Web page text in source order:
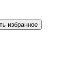
избранное